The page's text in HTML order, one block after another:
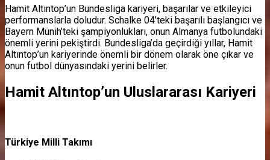
Hamit Altıntop’un Bundesliga kariyeri, başarılar ve etkileyici
performanslarla doludur. Schalke 04’teki başarılı başlangıcı ve
Bayern Münih’teki şampiyonlukları, onun Almanya futbolundaki
önemli yerini pekiştirdi. Bundesliga’da geçirdiği yıllar, Hamit
Altıntop’un kariyerinde önemli bir dönem olarak öne çıkar ve
onun futbol dünyasındaki yerini belirler.
Hamit Altıntop’un Uluslararası Kariyeri
Türkiye Milli Takımı